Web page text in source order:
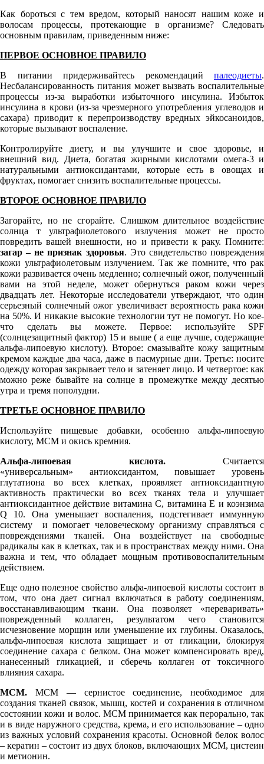
Как бороться с тем вредом, который наносят нашим коже и
волосам процессы, протекающие в организме? Следовать
основным правилам, приведенным ниже:
ПЕРВОЕ ОСНОВНОЕ ПРАВИЛО
В питании придерживайтесь рекомендаций палеодиеты.
Несбалансированность питания может вызвать воспалительные
процессы из-за выработки избыточного инсулина. Избыток
инсулина в крови (из-за чрезмерного употребления углеводов и
сахара) приводит к перепроизводству вредных эйкосаноидов,
которые вызывают воспаление.
Контролируйте диету, и вы улучшите и свое здоровье, и
внешний вид. Диета, богатая жирными кислотами омега-3 и
натуральными антиоксидантами, которые есть в овощах и
фруктах, помогает снизить воспалительные процессы.
ВТОРОЕ ОСНОВНОЕ ПРАВИЛО
Загорайте, но не сгорайте. Слишком длительное воздействие
солнца т ультрафиолетового излучения может не просто
повредить вашей внешности, но и привести к раку. Помните:
загар – не признак здоровья. Это свидетельство повреждения
кожи ультрафиолетовым излучением. Так же помните, что рак
кожи развивается очень медленно; солнечный ожог, полученный
вами на этой неделе, может обернуться раком кожи через
двадцать лет. Некоторые исследователи утверждают, что один
серьезный солнечный ожог увеличивает вероятность рака кожи
на 50%. И никакие высокие технологии тут не помогут. Но кое-
что сделать вы можете. Первое: используйте SPF
(солнцезащитный фактор) 15 и выше ( а еще лучше, содержащие
альфа-липоевую кислоту). Второе: смазывайте кожу защитным
кремом каждые два часа, даже в пасмурные дни. Третье: носите
одежду которая закрывает тело и затеняет лицо. И четвертое: как
можно реже бывайте на солнце в промежутке между десятью
утра и тремя пополудни.
ТРЕТЬЕ ОСНОВНОЕ ПРАВИЛО
Используйте пищевые добавки, особенно альфа-липоевую
кислоту, МСМ и окись кремния.
Альфа-липоевая кислота. Считается
«универсальным» антиоксидантом, повышает уровень
глутатиона во всех клетках, проявляет антиоксидантную
активность практически во всех тканях тела и улучшает
антиоксидантное действие витамина С, витамина Е и коэнзима
Q 10. Она уменьшает воспаления, подстегивает иммунную
систему и помогает человеческому организму справляться с
повреждениями тканей. Она воздействует на свободные
радикалы как в клетках, так и в пространствах между ними. Она
важна и тем, что обладает мощным противовоспалительным
действием.
Еще одно полезное свойство альфа-липоевой кислоты состоит в
том, что она дает сигнал включаться в работу соединениям,
восстанавливающим ткани. Она позволяет «переваривать»
поврежденный коллаген, результатом чего становится
исчезновение морщин или уменьшение их глубины. Оказалось,
альфа-липоевая кислота защищает и от гликации, блокируя
соединение сахара с белком. Она может компенсировать вред,
нанесенный гликацией, и сберечь коллаген от токсичного
влияния сахара.
МСМ. МСМ — сернистое
соединение, необходимое для
создания тканей связок, мышц, костей и сохранения в отличном
состоянии кожи и волос. МСМ принимается как перорально, так
и в виде наружного средства, крема, и его использование – одно
из важных условий сохранения красоты. Основной белок волос
– кератин – состоит из двух блоков, включающих МСМ, цистеин
и метионин.